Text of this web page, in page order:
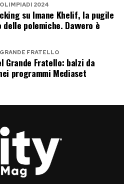
2024
su Imane Khelif, la pugile
polemiche. Davvero è
FRATELLO
Grande Fratello: balzi da
programmi Mediaset